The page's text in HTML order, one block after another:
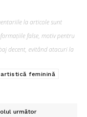
la articole sunt
false, motiv pentru
decent, evitând atacuri la
feminină
următor